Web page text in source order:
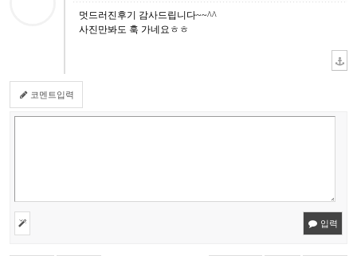
멋드러진후기 감사드립니다~~^^
사진만봐도 훅 가네요ㅎㅎ
코멘트입력
입력